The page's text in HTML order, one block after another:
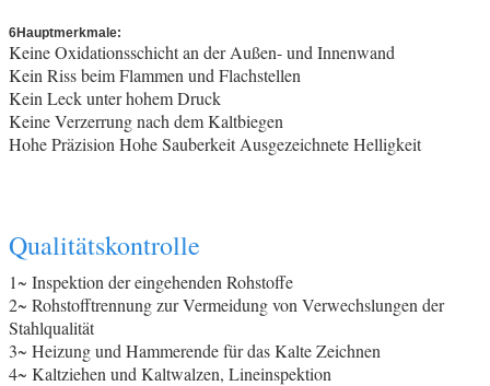
6Hauptmerkmale:
Keine Oxidationsschicht an der Außen- und Innenwand
Kein Riss beim Flammen und Flachstellen
Kein Leck unter hohem Druck
Keine Verzerrung nach dem Kaltbiegen
Hohe Präzision Hohe Sauberkeit Ausgezeichnete Helligkeit
Qualitätskontrolle
1~ Inspektion der eingehenden Rohstoffe
2~ Rohstofftrennung zur Vermeidung von Verwechslungen der
Stahlqualität
3~ Heizung und Hammerende für das Kalte Zeichnen
4~ Kaltziehen und Kaltwalzen, Lineinspektion